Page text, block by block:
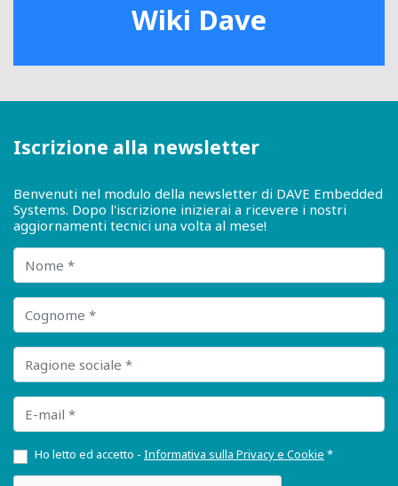
Wiki Dave
Iscrizione alla newsletter
Benvenuti nel modulo della newsletter di DAVE Embedded
Systems. Dopo l'iscrizione inizierai a ricevere i nostri
aggiornamenti tecnici una volta al mese!
Nome
Cognome
Ragione sociale
E-mail
Ho letto ed accetto - Informativa sulla Privacy e Cookie *